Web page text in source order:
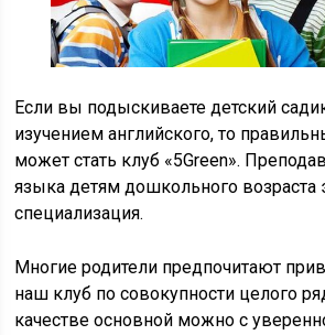
Если вы подыскиваете детский
изучением английского, то
может стать клуб «5Green».
языка детям дошкольного возраста
специализация.
Многие родители предпочитают
наш клуб по совокупности целого
качестве основной можно с